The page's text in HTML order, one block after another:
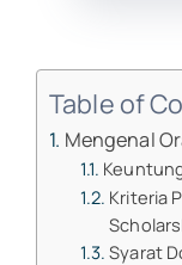
Table of
Mengenal
Kriteria
Syarat